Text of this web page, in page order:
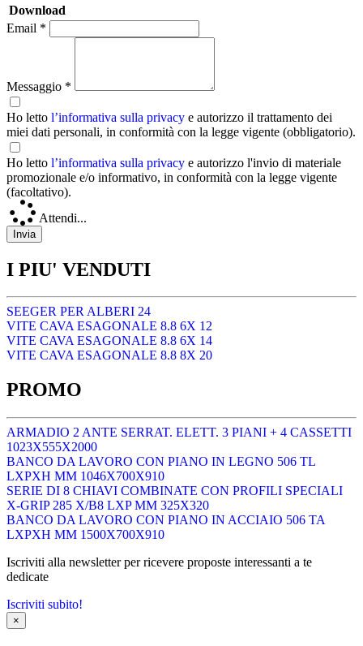
Download
Email *
Messaggio *
Ho letto l’informativa sulla privacy e autorizzo il trattamento dei
miei dati personali, in conformità con la legge vigente (obbligatorio).
Ho letto l’informativa sulla privacy e autorizzo l'invio di materiale
promozionale e/o informativo, in conformità con la legge vigente
(facoltativo).
Attendi...
I PIU' VENDUTI
SEEGER PER ALBERI 24
VITE CAVA ESAGONALE 8.8 6X 12
VITE CAVA ESAGONALE 8.8 6X 14
VITE CAVA ESAGONALE 8.8 8X 20
PROMO
ARMADIO 2 ANTE SERRAT. ELETT. 3 PIANI + 4 CASSETTI
1023X555X2000
BANCO DA LAVORO CON PIANO IN LEGNO 506 TL
LXPXH MM 1046X700X910
SERIE DI 8 CHIAVI COMBINATE CON PROFILI SPECIALI
X-GRIP 285 X/B8 LXP MM 325X320
BANCO DA LAVORO CON PIANO IN ACCIAIO 506 TA
LXPXH MM 1500X700X910
Iscriviti alla newsletter per ricevere proposte interessanti a te
dedicate
Iscriviti subito!
×